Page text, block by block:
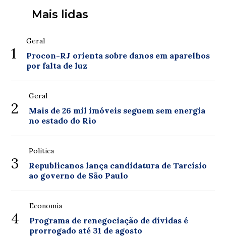
Mais lidas
1
Geral
Procon-RJ orienta sobre danos em aparelhos
por falta de luz
2
Geral
Mais de 26 mil imóveis seguem sem energia
no estado do Rio
3
Política
Republicanos lança candidatura de Tarcísio
ao governo de São Paulo
4
Economia
Programa de renegociação de dívidas é
prorrogado até 31 de agosto